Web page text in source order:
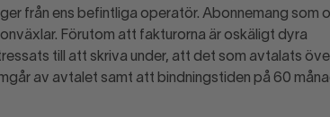
från ens befintliga operatör. Abonnemang som
Förutom att fakturorna är oskäligt dyra
till att skriva under, att det som avtalats
av avtalet samt att bindningstiden på 60